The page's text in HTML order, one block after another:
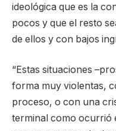
ideológica que es la
pocos y que el resto
de ellos y con bajos
“Estas situaciones
forma muy violentas,
proceso, o con una
terminal como ocurrió